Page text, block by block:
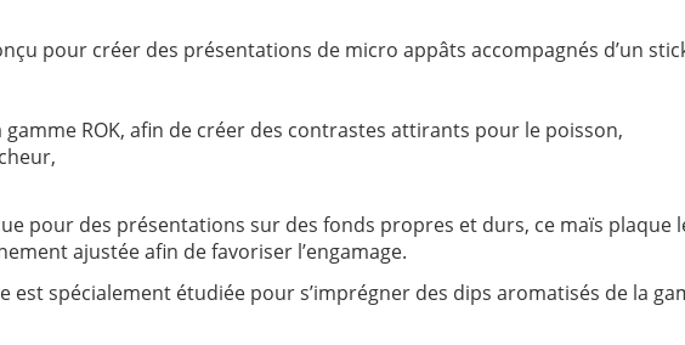
pour créer des présentations de micro appâts accompagnés d’un
ROK, afin de créer des contrastes attirants pour le poisson,
pour des présentations sur des fonds propres et durs, ce maïs plaque
ajustée afin de favoriser l’engamage.
spécialement étudiée pour s’imprégner des dips aromatisés de la